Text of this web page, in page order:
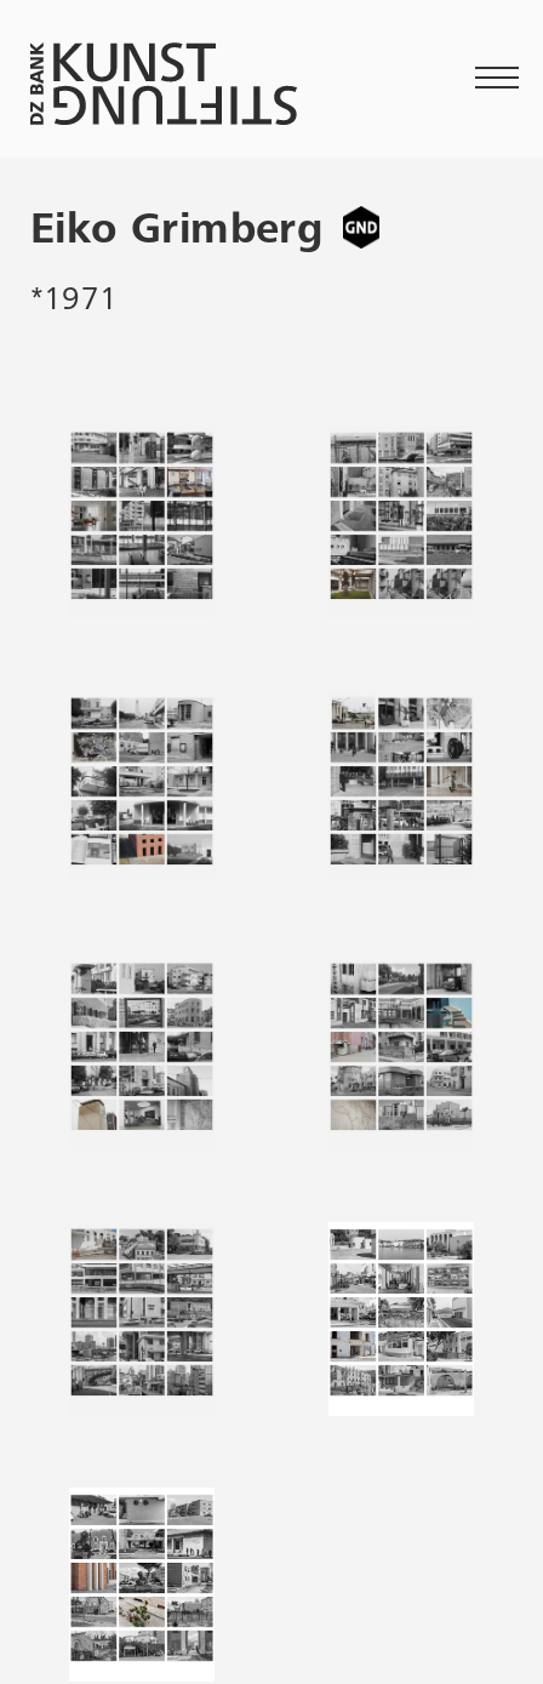
Eiko Grimberg
*1971